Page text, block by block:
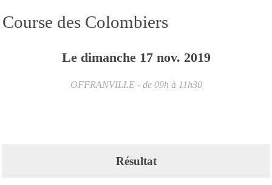
Course des Colombiers
Le dimanche 17 nov. 2019
OFFRANVILLE - de 09h à 11h30
Résultat